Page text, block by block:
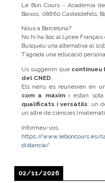
Le Bon Cours - Academia
Baixos, 08860 Casteldefels,
Nous a Barcelona?
No hi ha lloc al Lycée Français
Busqueu una alternativa al
T’agrada una educació
Us suggerim que continueu
del CNED.
Els nens es reuneixen en
com a màximi estan sota
qualificats i versàtils: un
un altre de ciències
Informeu-vos.
https://www.leboncours.es/
distancia/
02/11/2026